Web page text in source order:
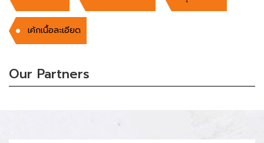
เค้กเนื้อละเอียด
Our Partners